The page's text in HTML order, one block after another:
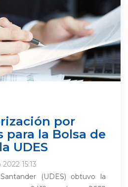
por
para la Bolsa de
UDES
15:13
(UDES) obtuvo la